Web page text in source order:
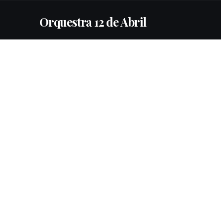
Orquestra 12 de Abril